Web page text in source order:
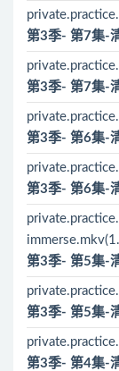
第3季- 第7集-
第3季- 第7集-
第3季- 第6集-
第3季- 第6集-
第3季- 第5集-
第3季- 第5集-
第3季- 第4集-